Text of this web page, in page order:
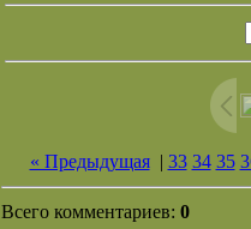
« Предыдущая| 33 34 35
Всего комментариев: 0